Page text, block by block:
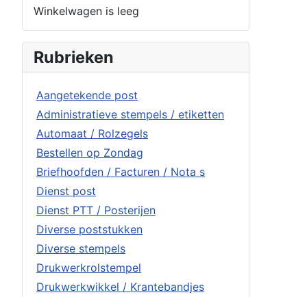
Winkelwagen is leeg
Rubrieken
Aangetekende post
Administratieve stempels / etiketten
Automaat / Rolzegels
Bestellen op Zondag
Briefhoofden / Facturen / Nota s
Dienst post
Dienst PTT / Posterijen
Diverse poststukken
Diverse stempels
Drukwerkrolstempel
Drukwerkwikkel / Krantebandjes